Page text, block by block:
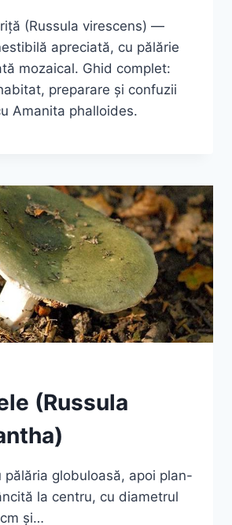
(Russula virescens) —
apreciată, cu pălărie
mozaical. Ghid complet:
preparare și confuzii
Amanita phalloides.
(Russula
pălăria globuloasă, apoi plan-
la centru, cu diametrul
şi…